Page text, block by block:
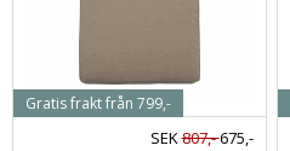
SEK807,-675,-
Gratis frakt från 799,-